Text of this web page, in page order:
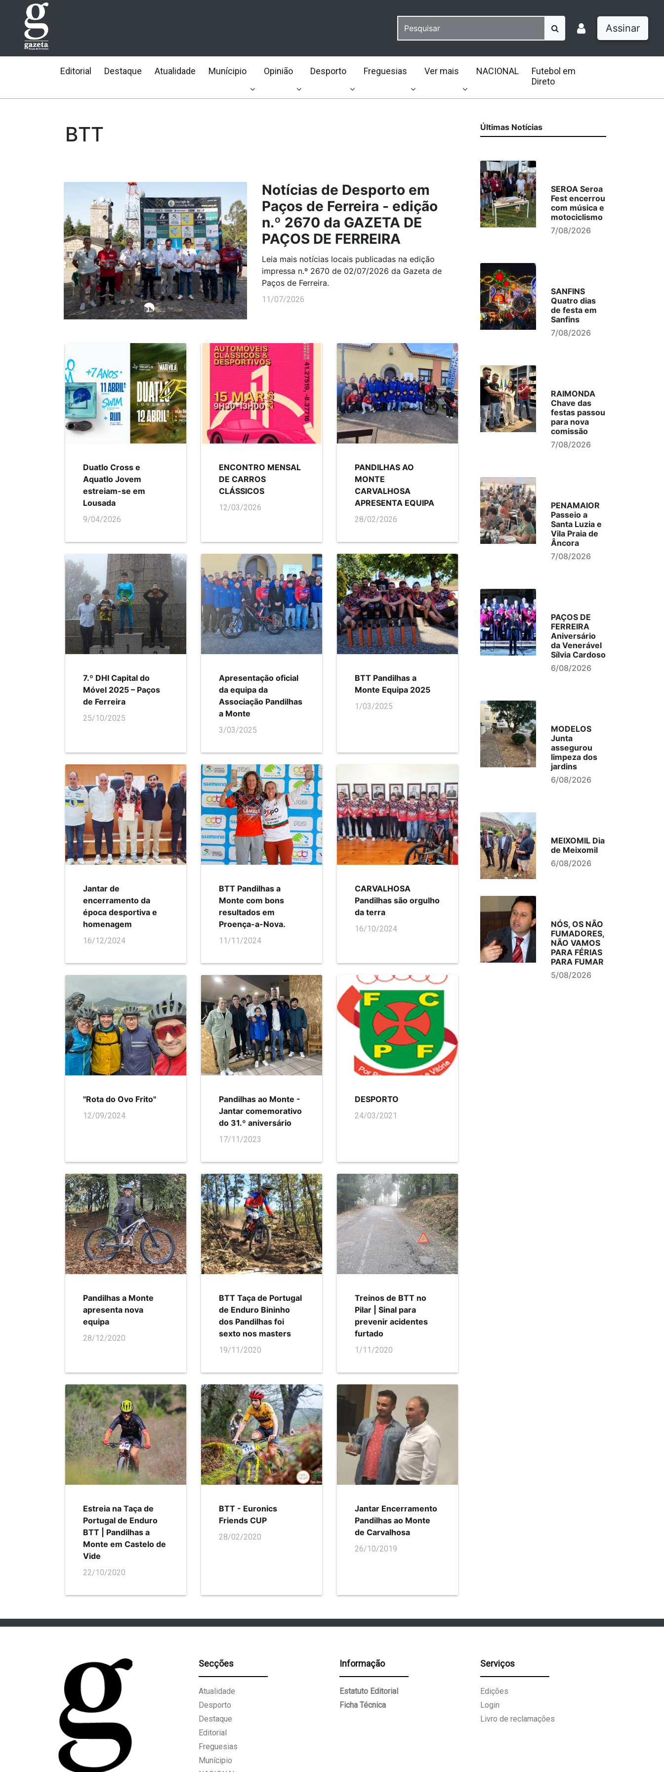
Assinar
Editorial Destaque Atualidade Munícipio Opinião Desporto Freguesias Ver mais NACIONAL
Futebol em
Direto
BTT
Notícias de Desporto em
Paços de Ferreira - edição
n.º 2670 da GAZETA DE
PAÇOS DE FERREIRA
Leia mais notícias locais publicadas na edição
impressa n.º 2670 de 02/07/2026 da Gazeta de
Paços de Ferreira.
11/07/2026
Duatlo Cross e
Aquatlo Jovem
estreiam-se em
Lousada
9/04/2026
ENCONTRO MENSAL
DE CARROS
CLÁSSICOS
12/03/2026
PANDILHAS AO
MONTE
CARVALHOSA
APRESENTA EQUIPA
28/02/2026
7.º DHI Capital do
Móvel 2025 – Paços
de Ferreira
25/10/2025
Apresentação oficial
da equipa da
Associação Pandilhas
a Monte
3/03/2025
BTT Pandilhas a
Monte Equipa 2025
1/03/2025
Jantar de
encerramento da
época desportiva e
homenagem
16/12/2024
BTT Pandilhas a
Monte com bons
resultados em
Proença-a-Nova.
11/11/2024
CARVALHOSA
Pandilhas são orgulho
da terra
16/10/2024
"Rota do Ovo Frito"
12/09/2024
Pandilhas ao Monte -
Jantar comemorativo
do 31.º aniversário
17/11/2023
DESPORTO
24/03/2021
Pandilhas a Monte
apresenta nova
equipa
28/12/2020
BTT Taça de Portugal
de Enduro Bininho
dos Pandilhas foi
sexto nos masters
19/11/2020
Treinos de BTT no
Pilar | Sinal para
prevenir acidentes
furtado
1/11/2020
Estreia na Taça de
Portugal de Enduro
BTT | Pandilhas a
Monte em Castelo de
Vide
22/10/2020
BTT - Euronics
Friends CUP
28/02/2020
Jantar Encerramento
Pandilhas ao Monte
de Carvalhosa
26/10/2019
Últimas Notícias
SEROA Seroa
Fest encerrou
com música e
motociclismo
7/08/2026
SANFINS
Quatro dias
de festa em
Sanfins
7/08/2026
RAIMONDA
Chave das
festas passou
para nova
comissão
7/08/2026
PENAMAIOR
Passeio a
Santa Luzia e
Vila Praia de
Âncora
7/08/2026
PAÇOS DE
FERREIRA
Aniversário
da Venerável
Sílvia Cardoso
6/08/2026
MODELOS
Junta
assegurou
limpeza dos
jardins
6/08/2026
MEIXOMIL Dia
de Meixomil
6/08/2026
NÓS, OS NÃO
FUMADORES,
NÃO VAMOS
PARA FÉRIAS
PARA FUMAR
5/08/2026
Secções
Atualidade
Desporto
Destaque
Editorial
Freguesias
Munícipio
Informação
Estatuto Editorial
Ficha Técnica
Serviços
Edições
Login
Livro de reclamações